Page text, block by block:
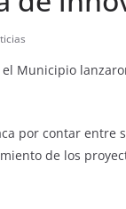
el Municipio
por contar
de los